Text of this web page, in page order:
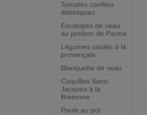
Tomates confites
diététiques
Escalopes de veau
au jambon de Parme
Légumes sautés à la
provençale
Blanquette de veau
Coquilles Saint-
Jacques à la
Bretonne
Poule au pot